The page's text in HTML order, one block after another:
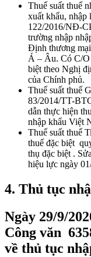
Thuế suất thuế
xuất khẩu, nhập
122/2016/NĐ-
trường nhập
Định thương
Á – Âu. Có C/O
biệt theo Nghị
của Chính phủ.
Thuế suất thuế
83/2014/TT-
dẫn thực hiện
nhập khẩu Việt
Thuế suất thuế
thuế đặc biệt
thụ đặc biệt .
hiệu lực ngày
4. Thủ tục
Ngày 29/9/
Công văn
về thủ tục